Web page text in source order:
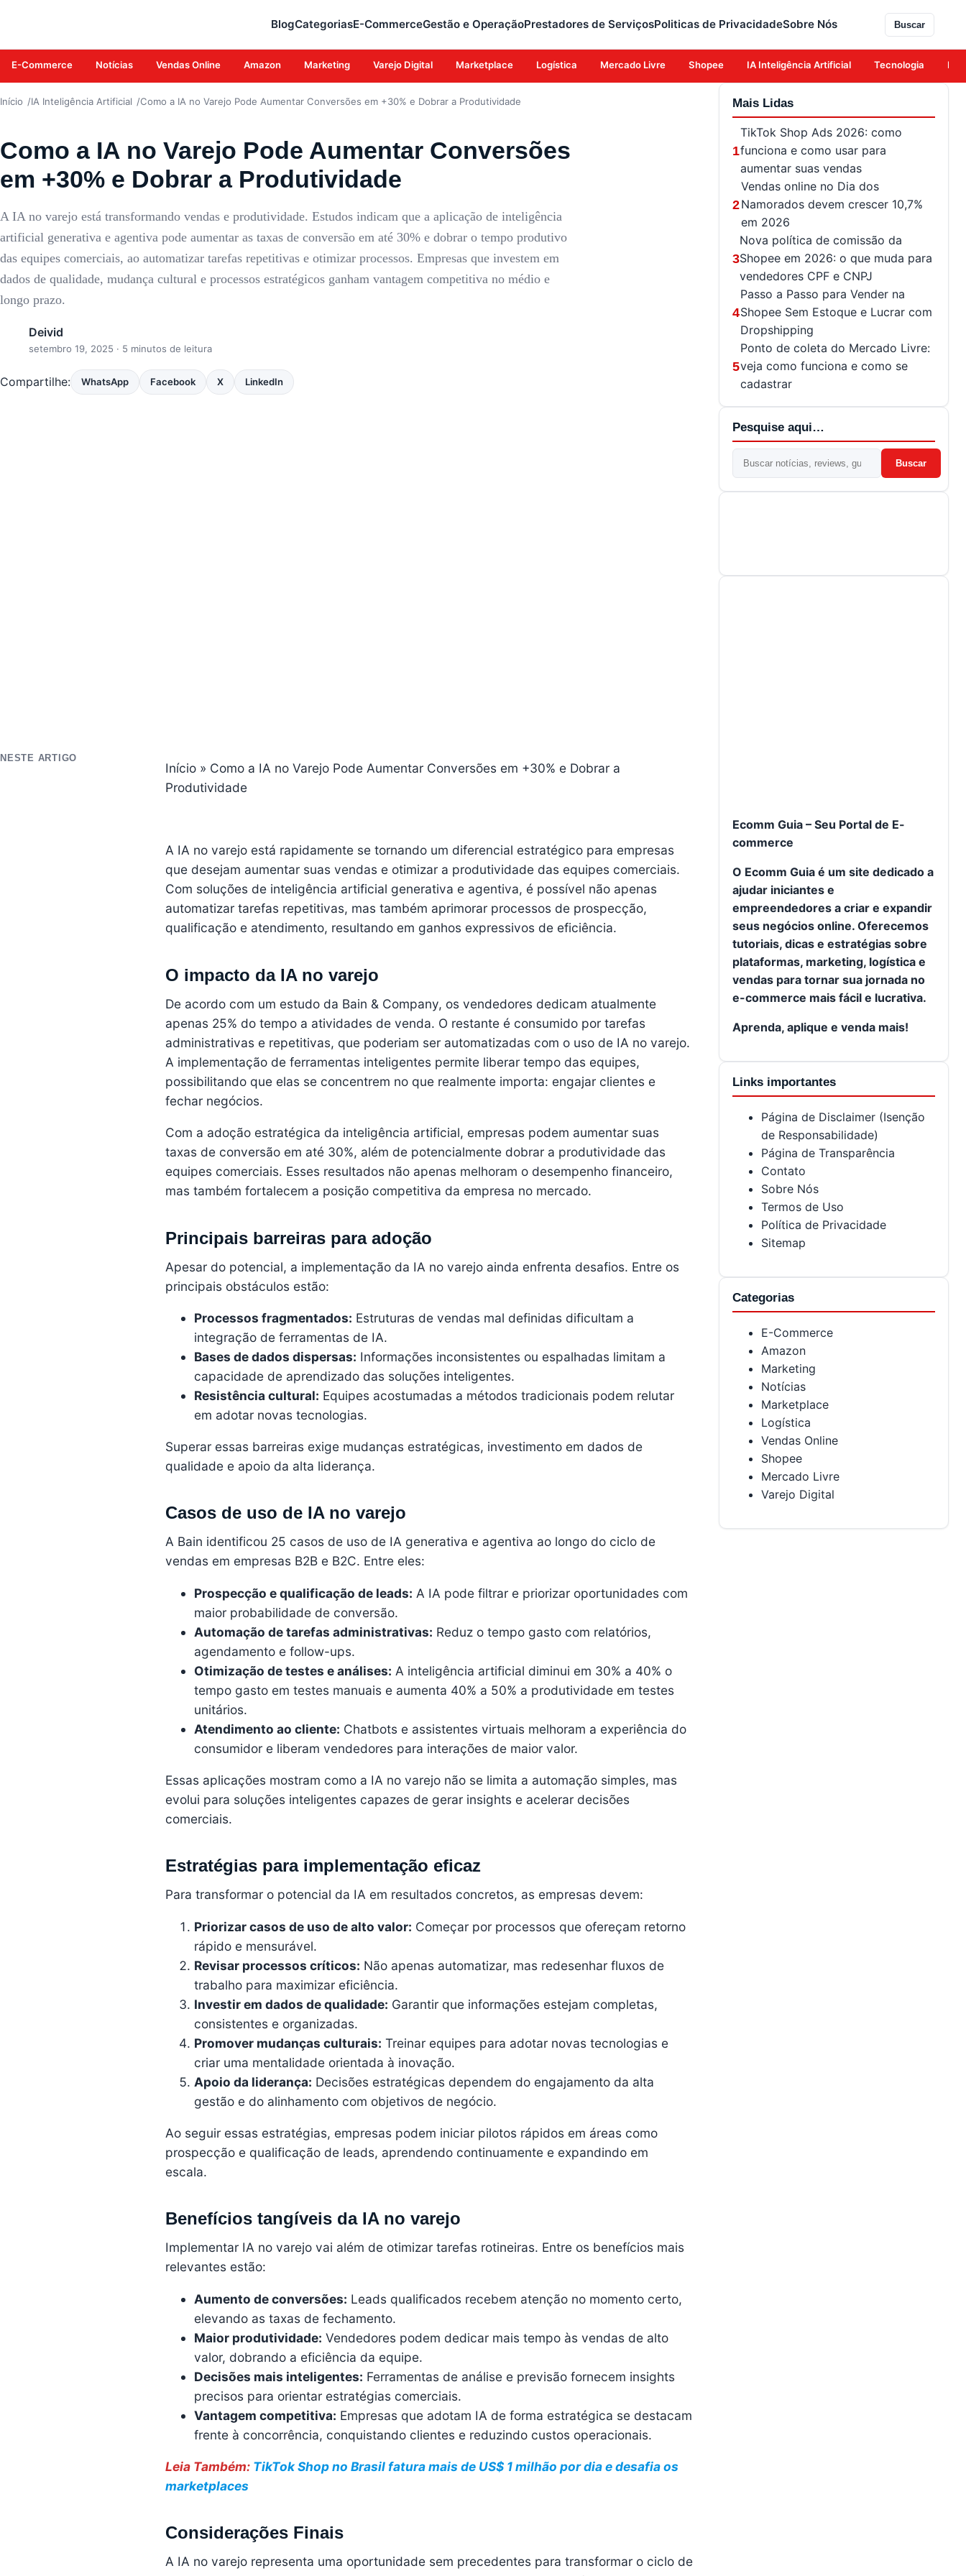
BlogCategoriasE-CommerceGestão e OperaçãoPrestadores de ServiçosPoliticas de PrivacidadeSobre Nós Buscar
E-Commerce Notícias Vendas Online Amazon Marketing Varejo Digital Marketplace Logística Mercado Livre Shopee IA Inteligência Artificial Tecnologia
Início IA Inteligência Artificial Como a IA no Varejo Pode Aumentar Conversões em +30% e Dobrar a Produtividade
Como a IA no Varejo Pode Aumentar Conversões
em +30% e Dobrar a Produtividade
A IA no varejo está transformando vendas e produtividade. Estudos indicam que a aplicação de inteligência
artificial generativa e agentiva pode aumentar as taxas de conversão em até 30% e dobrar o tempo produtivo
das equipes comerciais, ao automatizar tarefas repetitivas e otimizar processos. Empresas que investem em
dados de qualidade, mudança cultural e processos estratégicos ganham vantagem competitiva no médio e
longo prazo.
Deivid
setembro 19, 2025 · 5 minutos de leitura
Compartilhe: WhatsApp Facebook X LinkedIn
NESTE ARTIGO
Início » Como a IA no Varejo Pode Aumentar Conversões em +30% e Dobrar a
Produtividade
A IA no varejo está rapidamente se tornando um diferencial estratégico para empresas
que desejam aumentar suas vendas e otimizar a produtividade das equipes comerciais.
Com soluções de inteligência artificial generativa e agentiva, é possível não apenas
automatizar tarefas repetitivas, mas também aprimorar processos de prospecção,
qualificação e atendimento, resultando em ganhos expressivos de eficiência.
O impacto da IA no varejo
De acordo com um estudo da Bain & Company, os vendedores dedicam atualmente
apenas 25% do tempo a atividades de venda. O restante é consumido por tarefas
administrativas e repetitivas, que poderiam ser automatizadas com o uso de IA no varejo.
A implementação de ferramentas inteligentes permite liberar tempo das equipes,
possibilitando que elas se concentrem no que realmente importa: engajar clientes e
fechar negócios.
Com a adoção estratégica da inteligência artificial, empresas podem aumentar suas
taxas de conversão em até 30%, além de potencialmente dobrar a produtividade das
equipes comerciais. Esses resultados não apenas melhoram o desempenho financeiro,
mas também fortalecem a posição competitiva da empresa no mercado.
Principais barreiras para adoção
Apesar do potencial, a implementação da IA no varejo ainda enfrenta desafios. Entre os
principais obstáculos estão:
Processos fragmentados: Estruturas de vendas mal definidas dificultam a
integração de ferramentas de IA.
Bases de dados dispersas: Informações inconsistentes ou espalhadas limitam a
capacidade de aprendizado das soluções inteligentes.
Resistência cultural: Equipes acostumadas a métodos tradicionais podem relutar
em adotar novas tecnologias.
Superar essas barreiras exige mudanças estratégicas, investimento em dados de
qualidade e apoio da alta liderança.
Casos de uso de IA no varejo
A Bain identificou 25 casos de uso de IA generativa e agentiva ao longo do ciclo de
vendas em empresas B2B e B2C. Entre eles:
Prospecção e qualificação de leads: A IA pode filtrar e priorizar oportunidades com
maior probabilidade de conversão.
Automação de tarefas administrativas: Reduz o tempo gasto com relatórios,
agendamento e follow-ups.
Otimização de testes e análises: A inteligência artificial diminui em 30% a 40% o
tempo gasto em testes manuais e aumenta 40% a 50% a produtividade em testes
unitários.
Atendimento ao cliente: Chatbots e assistentes virtuais melhoram a experiência do
consumidor e liberam vendedores para interações de maior valor.
Essas aplicações mostram como a IA no varejo não se limita a automação simples, mas
evolui para soluções inteligentes capazes de gerar insights e acelerar decisões
comerciais.
Estratégias para implementação eficaz
Para transformar o potencial da IA em resultados concretos, as empresas devem:
Priorizar casos de uso de alto valor: Começar por processos que ofereçam retorno
rápido e mensurável.
Revisar processos críticos: Não apenas automatizar, mas redesenhar fluxos de
trabalho para maximizar eficiência.
Investir em dados de qualidade: Garantir que informações estejam completas,
consistentes e organizadas.
Promover mudanças culturais: Treinar equipes para adotar novas tecnologias e
criar uma mentalidade orientada à inovação.
Apoio da liderança: Decisões estratégicas dependem do engajamento da alta
gestão e do alinhamento com objetivos de negócio.
Ao seguir essas estratégias, empresas podem iniciar pilotos rápidos em áreas como
prospecção e qualificação de leads, aprendendo continuamente e expandindo em
escala.
Benefícios tangíveis da IA no varejo
Implementar IA no varejo vai além de otimizar tarefas rotineiras. Entre os benefícios mais
relevantes estão:
Aumento de conversões: Leads qualificados recebem atenção no momento certo,
elevando as taxas de fechamento.
Maior produtividade: Vendedores podem dedicar mais tempo às vendas de alto
valor, dobrando a eficiência da equipe.
Decisões mais inteligentes: Ferramentas de análise e previsão fornecem insights
precisos para orientar estratégias comerciais.
Vantagem competitiva: Empresas que adotam IA de forma estratégica se destacam
frente à concorrência, conquistando clientes e reduzindo custos operacionais.
Leia Também: TikTok Shop no Brasil fatura mais de US$ 1 milhão por dia e desafia os
marketplaces
Considerações Finais
A IA no varejo representa uma oportunidade sem precedentes para transformar o ciclo de
Mais Lidas
1
TikTok Shop Ads 2026: como
funciona e como usar para
aumentar suas vendas
2
Vendas online no Dia dos
Namorados devem crescer 10,7%
em 2026
3
Nova política de comissão da
Shopee em 2026: o que muda para
vendedores CPF e CNPJ
4
Passo a Passo para Vender na
Shopee Sem Estoque e Lucrar com
Dropshipping
5
Ponto de coleta do Mercado Livre:
veja como funciona e como se
cadastrar
Pesquise aqui…
Buscar
Ecomm Guia – Seu Portal de E-
commerce
O Ecomm Guia é um site dedicado a
ajudar iniciantes e
empreendedores a criar e expandir
seus negócios online. Oferecemos
tutoriais, dicas e estratégias sobre
plataformas, marketing, logística e
vendas para tornar sua jornada no
e-commerce mais fácil e lucrativa.
Aprenda, aplique e venda mais!
Links importantes
Página de Disclaimer (Isenção
de Responsabilidade)
Página de Transparência
Contato
Sobre Nós
Termos de Uso
Política de Privacidade
Sitemap
Categorias
E-Commerce
Amazon
Marketing
Notícias
Marketplace
Logística
Vendas Online
Shopee
Mercado Livre
Varejo Digital